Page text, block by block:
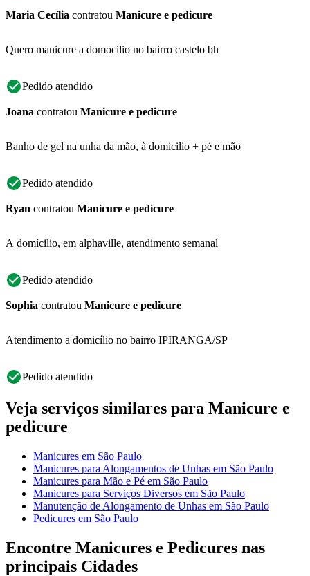
Maria Cecília contratou Manicure e pedicure
Quero manicure a domocilio no bairro castelo bh
Pedido atendido
Joana contratou Manicure e pedicure
Banho de gel na unha da mão, à domicilio + pé e mão
Pedido atendido
Ryan contratou Manicure e pedicure
A domícilio, em alphaville, atendimento semanal
Pedido atendido
Sophia contratou Manicure e pedicure
Atendimento a domicílio no bairro IPIRANGA/SP
Pedido atendido
Veja serviços similares para Manicure e
pedicure
Manicures em São Paulo
Manicures para Alongamentos de Unhas em São Paulo
Manicures para Mão e Pé em São Paulo
Manicures para Serviços Diversos em São Paulo
Manutenção de Alongamento de Unhas em São Paulo
Pedicures em São Paulo
Encontre Manicures e Pedicures nas
principais Cidades